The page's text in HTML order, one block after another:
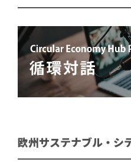
欧州サステナブル・シ